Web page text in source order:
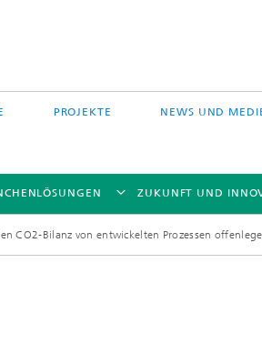
PROJEKTE NEWS UND
ZUKUNFT UND
CO2-Bilanz von entwickelten Prozessen